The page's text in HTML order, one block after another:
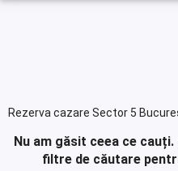
Rezerva cazare Sector 5
Nu am găsit ceea ce cauți.
filtre de căutare